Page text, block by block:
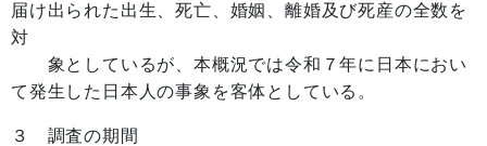
届け出られた出生、死亡、婚姻、離婚及び死産の全数を
対
象としているが、本概況では令和７年に日本におい
て発生した日本人の事象を客体としている。
３ 調査の期間